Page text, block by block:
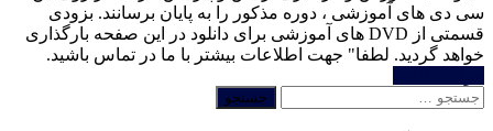
سی دی های آموزشی ، دوره مذکور را به پایان برسانند. بزودی
قسمتی از DVD های آموزشی برای دانلود در این صفحه بارگذاری
خواهد گردید. لطفا" جهت اطلاعات بیشتر با ما در تماس باشید.
جستجو